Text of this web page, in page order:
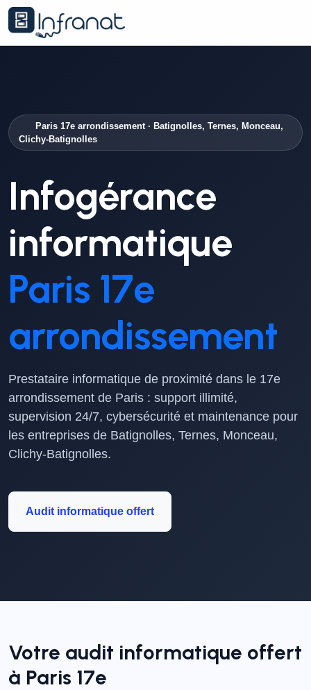
Paris 17e arrondissement · Batignolles, Ternes, Monceau,
Clichy-Batignolles
Infogérance
informatique
Paris 17e
arrondissement
Prestataire informatique de proximité dans le 17e
arrondissement de Paris : support illimité,
supervision 24/7, cybersécurité et maintenance pour
les entreprises de Batignolles, Ternes, Monceau,
Clichy-Batignolles.
Audit informatique offert
Votre audit informatique offert
à Paris 17e